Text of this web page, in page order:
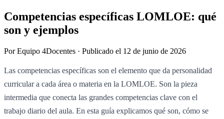
Competencias específicas LOMLOE: qué
son y ejemplos
Por Equipo 4Docentes · Publicado el 12 de junio de 2026
Las competencias específicas son el elemento que da personalidad
curricular a cada área o materia en la LOMLOE. Son la pieza
intermedia que conecta las grandes competencias clave con el
trabajo diario del aula. En esta guía explicamos qué son, cómo se